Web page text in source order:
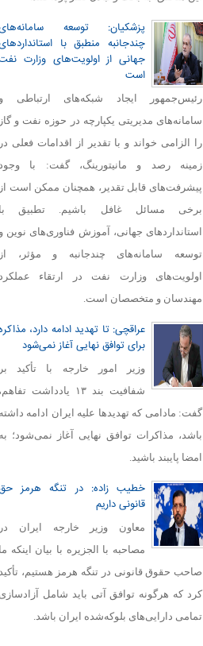
پزشکیان: توسعه
چندجانبه منطبق با
جهانی از اولویت‌های وزارت
است
رئیس‌جمهور ایجاد شبکه‌های ارتباطی و
سامانه‌های مدیریتی یکپارچه در حوزه نفت و گاز
را الزامی خواند و با تقدیر از اقدامات فعلی در
زمینه رصد و مانیتورینگ، گفت: با
پیشرفت‌های قابل‌ تقدیر، همچنان ممکن است از
برخی مسائل غافل باشیم. تطبیق با
استانداردهای جهانی، آموزش فناوری‌های نوین و
توسعه سامانه‌های چندجانبه و مؤثر، از
اولویت‌های وزارت نفت در ارتقاء
مهندسان و متخصصان است.
عراقچی: تا تهدید ادامه دارد،
برای توافق نهایی آغاز نمی‌شود
وزیر امور خارجه با تأکید بر
شفافیت بند ۱۳ یادداشت تفاهم،
گفت: مادامی که تهدیدها علیه ایران ادامه داشته
باشد، مذاکرات توافق نهایی آغاز نمی‌شود؛ به
امضا پایبند باشید.
خطیب زاده: در تنگه هرمز
قانونی داریم
معاون وزیر خارجه ایران در
مصاحبه با الجزیره با بیان اینکه ما
صاحب حقوق قانونی در تنگه هرمز هستیم،
کرد که هرگونه توافق آتی باید شامل آزادسازی
تمامی دارایی‌های بلوکه‌شده ایران باشد.